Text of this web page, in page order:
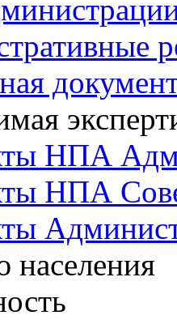
НПА
НПА
населения